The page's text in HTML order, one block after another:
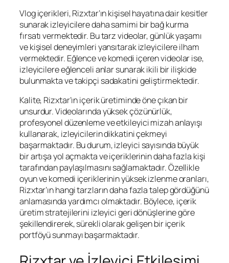
Vlog içerikleri, Rizxtar’ın kişisel hayatına dair kesitler
sunarak izleyicilere daha samimi bir bağ kurma
fırsatı vermektedir. Bu tarz videolar, günlük yaşamı
ve kişisel deneyimleri yansıtarak izleyicilere ilham
vermektedir. Eğlence ve komedi içeren videolar ise,
izleyicilere eğlenceli anlar sunarak ikili bir ilişkide
bulunmakta ve takipçi sadakatini geliştirmektedir.
Kalite, Rizxtar’ın içerik üretiminde öne çıkan bir
unsurdur. Videolarında yüksek çözünürlük,
profesyonel düzenleme ve etkileyici mizah anlayışı
kullanarak, izleyicilerin dikkatini çekmeyi
başarmaktadır. Bu durum, izleyici sayısında büyük
bir artışa yol açmakta ve içeriklerinin daha fazla kişi
tarafından paylaşılmasını sağlamaktadır. Özellikle
oyun ve komedi içeriklerinin yüksek izlenme oranları,
Rizxtar’ın hangi tarzların daha fazla talep gördüğünü
anlamasında yardımcı olmaktadır. Böylece, içerik
üretim stratejilerini izleyici geri dönüşlerine göre
şekillendirerek, sürekli olarak gelişen bir içerik
portföyü sunmayı başarmaktadır.